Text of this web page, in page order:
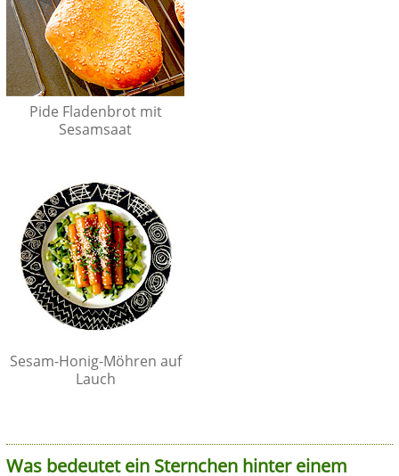
Pide Fladenbrot mit
Sesamsaat
Sesam-Honig-Möhren auf
Lauch
Was bedeutet ein Sternchen hinter einem